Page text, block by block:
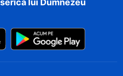
lui Dumnezeu